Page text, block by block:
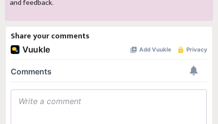
and feedback.
Share your comments